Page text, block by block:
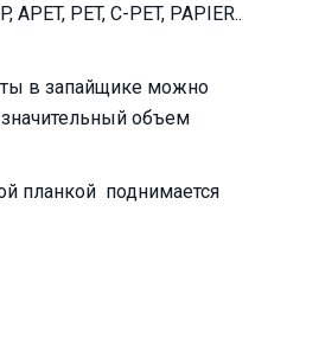
PET, C-PET, PAPIER..
в запайщике можно
объем
планкой поднимается